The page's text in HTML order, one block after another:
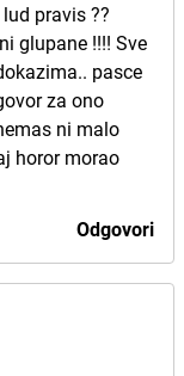
pravis ??
glupane !!!! Sve
pasce
za ono
ni malo
horor morao
Odgovori